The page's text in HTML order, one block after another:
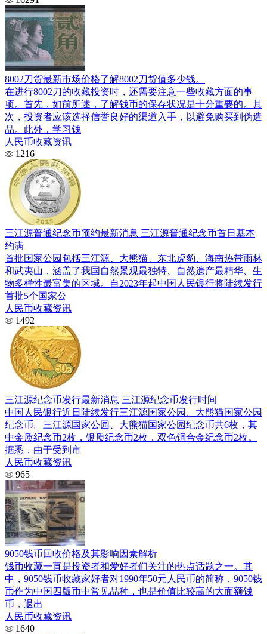
8002刀货最新市场价格了解8002刀货值多少钱。
在进行8002刀的收藏投资时，还需要注意一些收藏方面的事
项。首先，如前所述，了解钱币的保存状况是十分重要的。其
次，投资者应该选择信誉良好的渠道入手，以避免购买到伪造
品。此外，学习钱
人民币收藏资讯
1216
三江源普通纪念币预约最新消息 三江源普通纪念币首日基本
约满
首批国家公园包括三江源、大熊猫、东北虎豹、海南热带雨林
和武夷山，涵盖了我国自然景观最独特、自然遗产最精华、生
物多样性最富集的区域。自2023年起中国人民银行将陆续发行
首批5个国家公
人民币收藏资讯
1492
三江源纪念币发行最新消息 三江源纪念币发行时间
中国人民银行近日陆续发行三江源国家公园、大熊猫国家公园
纪念币。三江源国家公园、大熊猫国家公园纪念币共6枚，其
中金质纪念币2枚，银质纪念币2枚，双色铜合金纪念币2枚。
据悉，由于受到市
人民币收藏资讯
965
9050钱币回收价格及其影响因素解析
钱币收藏一直是投资者和爱好者们关注的热点话题之一。其
中，9050钱币收藏家好者对1990年50元人民币的简称，9050钱
币作为中国四版币中常见品种，也是价值比较高的大面额钱
币，退出
人民币收藏资讯
1640